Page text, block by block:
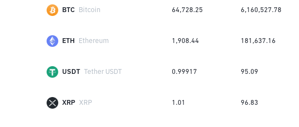
BTC Bitcoin 64,728.25 6,160,527.78
ETH Ethereum 1,908.44 181,637.16
USDT Tether USDT 0.99917 95.09
XRP XRP 1.01 96.83